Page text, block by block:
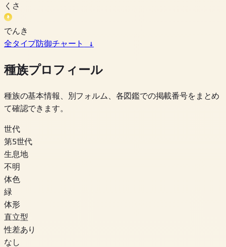
くさ
でんき
全タイプ防御チャート
↓
種族プロフィール
種族の基本情報、別フォルム、各図鑑での掲載番号をまとめ
て確認できます。
世代
第5世代
生息地
不明
体色
緑
体形
直立型
性差あり
なし